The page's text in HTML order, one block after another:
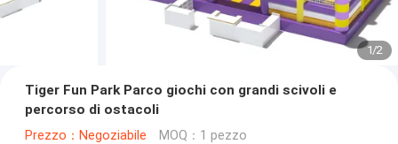
1/2
Tiger Fun Park Parco giochi con grandi scivoli e
percorso di ostacoli
Prezzo：Negoziabile MOQ：1 pezzo